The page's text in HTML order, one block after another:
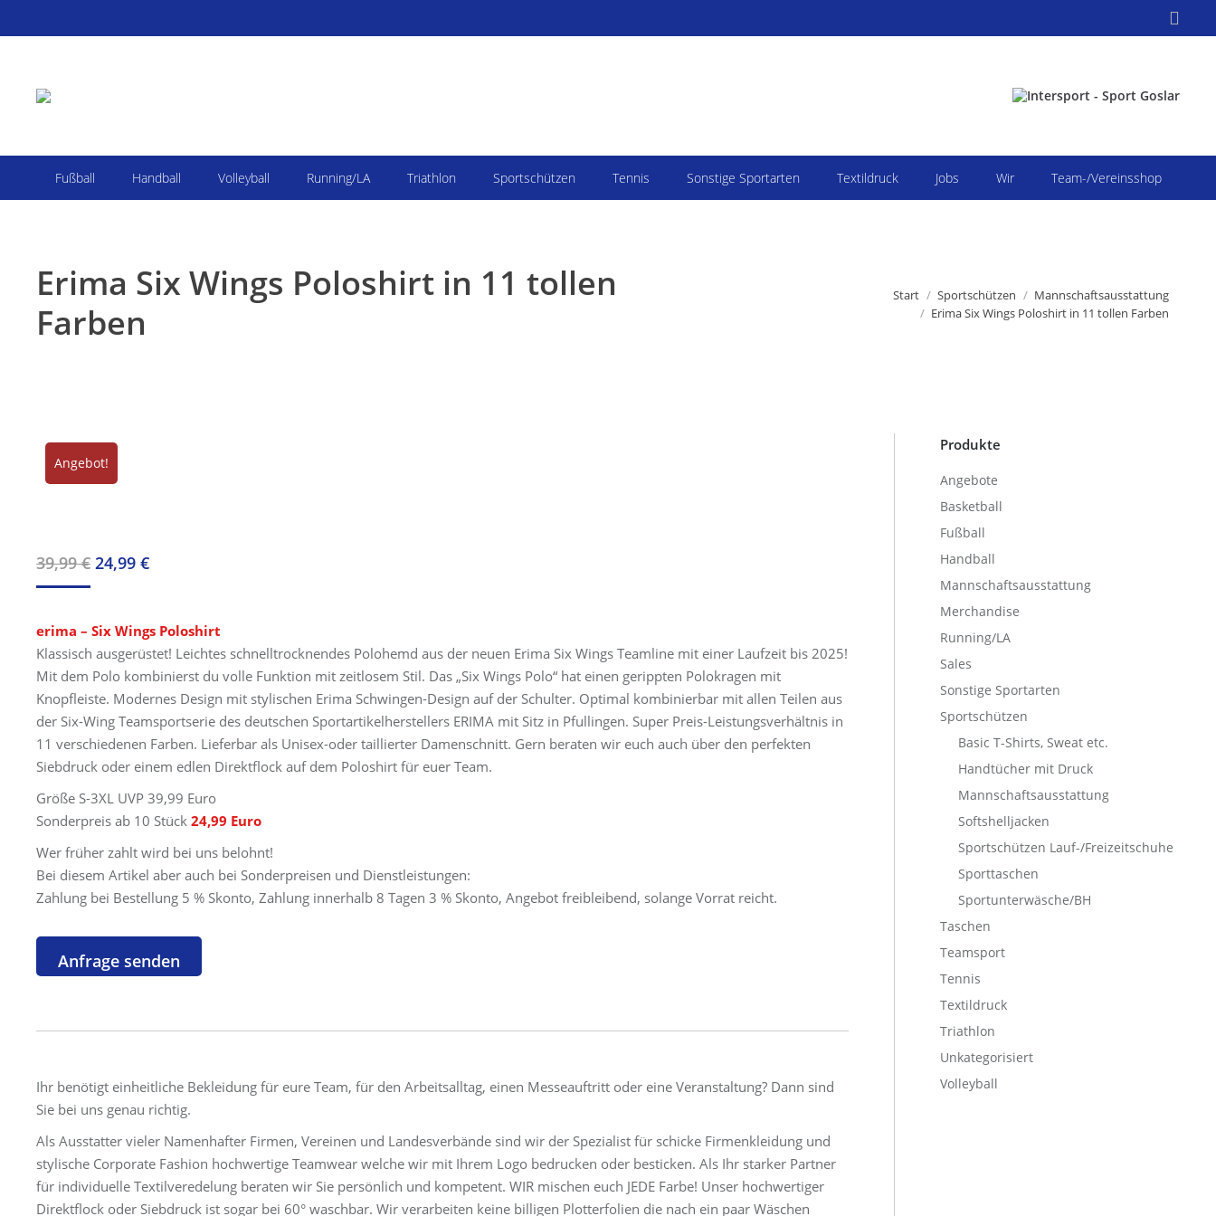
Search:
Fußball Handball Volleyball Running/LA Triathlon Sportschützen Tennis Sonstige Sportarten Textildruck Jobs Wir Team-/Vereinsshop
Erima Six Wings Poloshirt in 11 tollen
Farben
Start Sportschützen
Mannschaftsausstattung
Erima Six Wings Poloshirt in 11 tollen Farben
Angebot!
39,99€ Ursprünglicher
39,99 €
24,99 €Aktueller
24,99 €.
erima – Six Wings Poloshirt
Klassisch ausgerüstet! Leichtes schnelltrocknendes Polohemd aus der neuen Erima Six Wings Teamline mit einer Laufzeit bis 2025!
Mit dem Polo kombinierst du volle Funktion mit zeitlosem Stil. Das „Six Wings Polo“ hat einen gerippten Polokragen mit
Knopfleiste. Modernes Design mit stylischen Erima Schwingen-Design auf der Schulter. Optimal kombinierbar mit allen Teilen aus
der Six-Wing Teamsportserie des deutschen Sportartikelherstellers ERIMA mit Sitz in Pfullingen. Super Preis-Leistungsverhältnis in
11 verschiedenen Farben. Lieferbar als Unisex-oder taillierter Damenschnitt. Gern beraten wir euch auch über den perfekten
Siebdruck oder einem edlen Direktflock auf dem Poloshirt für euer Team.
Größe S-3XL UVP 39,99 Euro
Sonderpreis ab 10 Stück 24,99 Euro
Wer früher zahlt wird bei uns belohnt!
Bei diesem Artikel aber auch bei Sonderpreisen und Dienstleistungen:
Zahlung bei Bestellung 5 % Skonto, Zahlung innerhalb 8 Tagen 3 % Skonto, Angebot freibleibend, solange Vorrat reicht.
Ihr benötigt einheitliche Bekleidung für eure Team, für den Arbeitsalltag, einen Messeauftritt oder eine Veranstaltung? Dann sind
Sie bei uns genau richtig.
Als Ausstatter vieler Namenhafter Firmen, Vereinen und Landesverbände sind wir der Spezialist für schicke Firmenkleidung und
stylische Corporate Fashion hochwertige Teamwear welche wir mit Ihrem Logo bedrucken oder besticken. Als Ihr starker Partner
für individuelle Textilveredelung beraten wir Sie persönlich und kompetent. WIR mischen euch JEDE Farbe! Unser hochwertiger
Direktflock oder Siebdruck ist sogar bei 60° waschbar. Wir verarbeiten keine billigen Plotterfolien die nach ein paar Wäschen
Produkte
Angebote
Basketball
Fußball
Handball
Mannschaftsausstattung
Merchandise
Running/LA
Sales
Sonstige Sportarten
Sportschützen
Basic T-Shirts, Sweat etc.
Handtücher mit Druck
Mannschaftsausstattung
Softshelljacken
Sportschützen Lauf-/Freizeitschuhe
Sporttaschen
Sportunterwäsche/BH
Taschen
Teamsport
Tennis
Textildruck
Triathlon
Unkategorisiert
Volleyball